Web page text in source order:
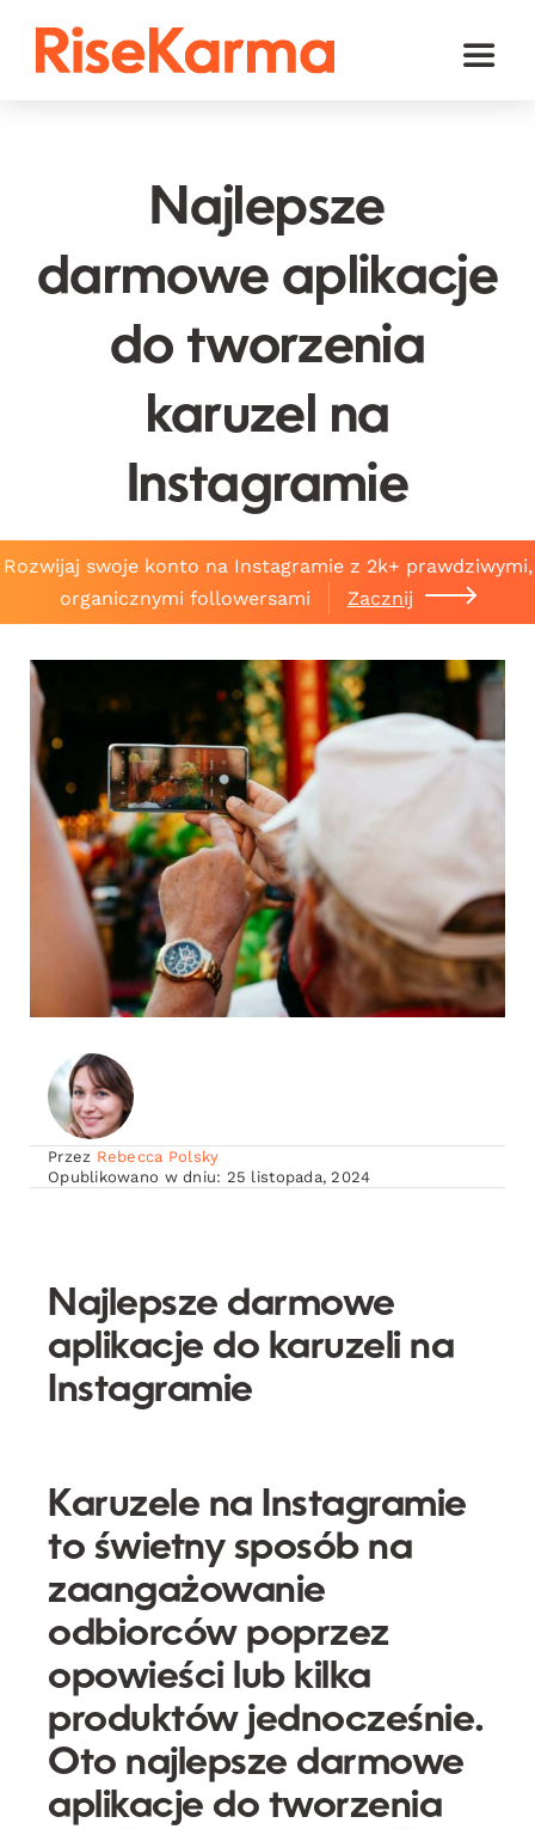
Toggle
YouTube
Twitter (𝕏)
Koszyk
Najlepsze
darmowe aplikacje
do tworzenia
karuzel na
Instagramie
Rozwijaj swoje konto na Instagramie z 2k+ prawdziwymi,
organicznymi followersami
Zacznij
Przez Rebecca Polsky
Opublikowano w dniu: 25 listopada, 2024
Najlepsze darmowe
aplikacje do karuzeli na
Instagramie
Karuzele na Instagramie
to świetny sposób na
zaangażowanie
odbiorców poprzez
opowieści lub kilka
produktów jednocześnie.
Oto najlepsze darmowe
aplikacje do tworzenia